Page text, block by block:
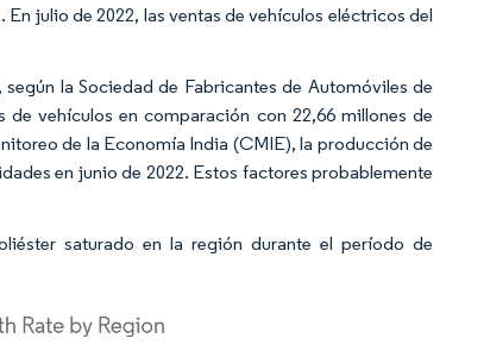
julio de 2022, las ventas de vehículos eléctricos del
la Sociedad de Fabricantes de Automóviles de
vehículos en comparación con 22,66 millones de
de la Economía India (CMIE), la producción de
en junio de 2022. Estos factores probablemente
saturado en la región durante el período de